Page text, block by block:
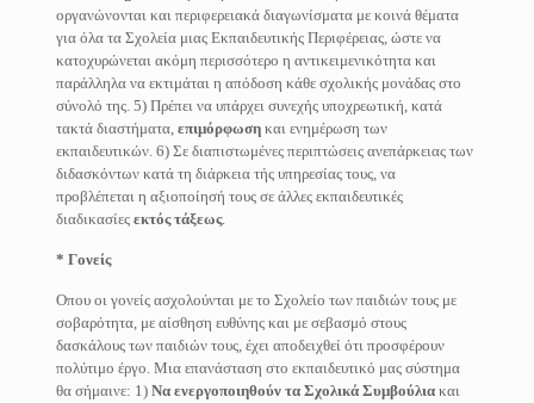
οργανώνονται και περιφερειακά διαγωνίσματα με κοινά θέματα
για όλα τα Σχολεία μιας Εκπαιδευτικής Περιφέρειας, ώστε να
κατοχυρώνεται ακόμη περισσότερο η αντικειμενικότητα και
παράλληλα να εκτιμάται η απόδοση κάθε σχολικής μονάδας στο
σύνολό της. 5) Πρέπει να υπάρχει συνεχής υποχρεωτική, κατά
τακτά διαστήματα, επιμόρφωση και ενημέρωση των
εκπαιδευτικών. 6) Σε διαπιστωμένες περιπτώσεις ανεπάρκειας των
διδασκόντων κατά τη διάρκεια τής υπηρεσίας τους, να
προβλέπεται η αξιοποίησή τους σε άλλες εκπαιδευτικές
διαδικασίες εκτός τάξεως.
* Γονείς
Οπου οι γονείς ασχολούνται με το Σχολείο των παιδιών τους με
σοβαρότητα, με αίσθηση ευθύνης και με σεβασμό στους
δασκάλους των παιδιών τους, έχει αποδειχθεί ότι προσφέρουν
πολύτιμο έργο. Μια επανάσταση στο εκπαιδευτικό μας σύστημα
θα σήμαινε: 1) Να ενεργοποιηθούν τα Σχολικά Συμβούλια και